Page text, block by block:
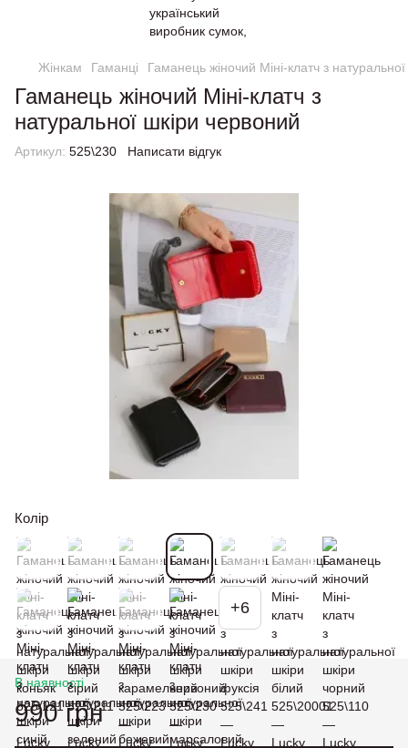
Жінкам Гаманці Гаманець жіночий Міні-клатч з
Гаманець жіночий Міні-клатч з
натуральної шкіри червоний
Артикул: 525\230 Написати відгук
Колір
+6
В наявності
990 грн